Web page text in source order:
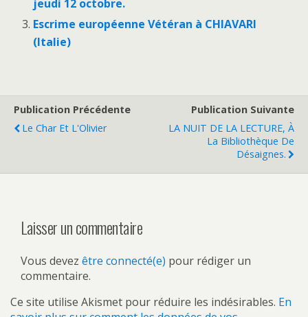
jeudi 12 octobre.
Escrime européenne Vétéran à CHIAVARI
(Italie)
Publication Précédente
Le Char Et L'Olivier
Publication Suivante
LA NUIT DE LA LECTURE, À
La Bibliothèque De
Désaignes.
Laisser un commentaire
Vous devez être connecté(e) pour rédiger un
commentaire.
Ce site utilise Akismet pour réduire les indésirables. En